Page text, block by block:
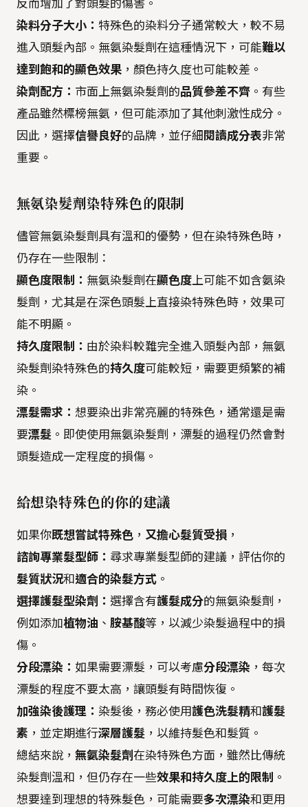
反而增加了對頭髮的傷害。
染料分子大小： 特殊色的染料分子通常較大，較不易
進入頭髮內部。無氨染髮劑在這種情況下，可能難以
達到飽和的顯色效果 ，顏色持久度也可能較差。
染劑配方： 市面上無氨染髮劑的品質參差不齊 。有些
產品雖然標榜無氨，但可能添加了其他刺激性成分。
因此，選擇信譽良好的品牌，並仔細 閱讀成分表非常
重要。
無氨染髮劑染特殊色的限制
儘管無氨染髮劑具有溫和的優勢，但在染特殊色時，
仍存在一些限制：
顯色度限制： 無氨染髮劑在顯色度上可能不如含氨染
髮劑，尤其是在深色頭髮上直接染特殊色時，效果可
能不明顯。
持久度限制： 由於染料較難完全進入頭髮內部，無氨
染髮劑染特殊色的持久度可能較短，需要更頻繁的補
染。
漂髮需求： 想要染出非常亮麗的特殊色，通常還是需
要漂髮 。即使使用無氨染髮劑，漂髮的過程仍然會對
頭髮造成一定程度的損傷。
給想染特殊色的你的建議
如果你既想嘗試特殊色 ， 又擔心髮質受損 ，
諮詢專業髮型師： 尋求專業髮型師的建議，評估你的
髮質狀況和適合的染髮方式 。
選擇護髮型染劑： 選擇含有護髮成分的無氨染髮劑，
例如添加植物油 、 胺基酸等，以減少染髮過程中的損
傷。
分段漂染： 如果需要漂髮，可以考慮分段漂染 ，每次
漂髮的程度不要太高，讓頭髮有時間恢復。
加強染後護理： 染髮後，務必使用護色洗髮精和護髮
素 ，並定期進行深層護髮 ，以維持髮色和髮質。
總結來說， 無氨染髮劑在染特殊色方面，雖然比傳統
染髮劑溫和，但仍存在一些效果和持久度上的限制 。
想要達到理想的特殊髮色，可能需要多次漂染和更用